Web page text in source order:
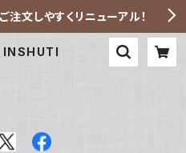
注文しやすくリニューアル！
INSHUTI